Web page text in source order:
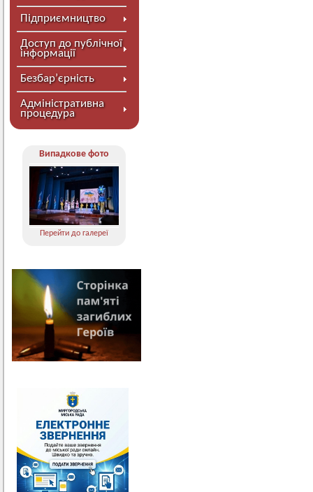
Підприємництво
Доступ до публічної
інформації
Безбар’єрність
Адміністративна
процедура
Випадкове фото
Перейти до галереї